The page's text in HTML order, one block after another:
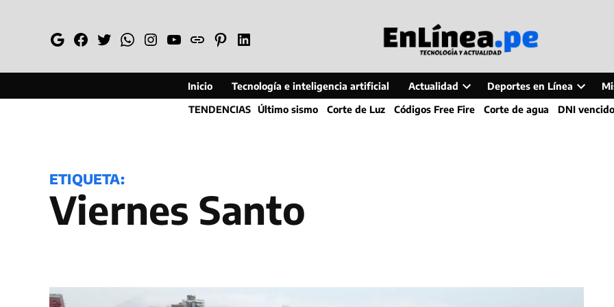
GoogleFacebook
TwitterWhatsapp
Instagram
YouTube
WebPinterestLinkedin
Inicio Tecnología e inteligencia artificial Actualidad
Open
dropdown
Deportes en Línea
Open
dropdown
TENDENCIAS Último sismo Corte de Luz Códigos Free Fire Corte de agua DNI vencido
ETIQUETA:
Viernes Santo